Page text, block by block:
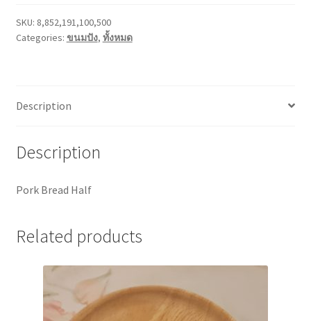
SKU: 8,852,191,100,500
Categories: ขนมปัง, ทั้งหมด
Description
Description
Pork Bread Half
Related products